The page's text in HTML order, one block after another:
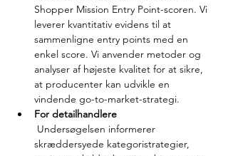
Shopper Mission Entry Point-scoren. Vi
leverer kvantitativ evidens til at
sammenligne entry points med en
enkel score. Vi anvender metoder og
analyser af højeste kvalitet for at sikre,
at producenter kan udvikle en
vindende go-to-market-strategi.
For detailhandlere
skræddersyede kategoristrategier,